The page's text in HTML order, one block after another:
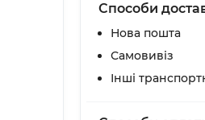
Способи
Нова пошта
Самовивіз
Інші